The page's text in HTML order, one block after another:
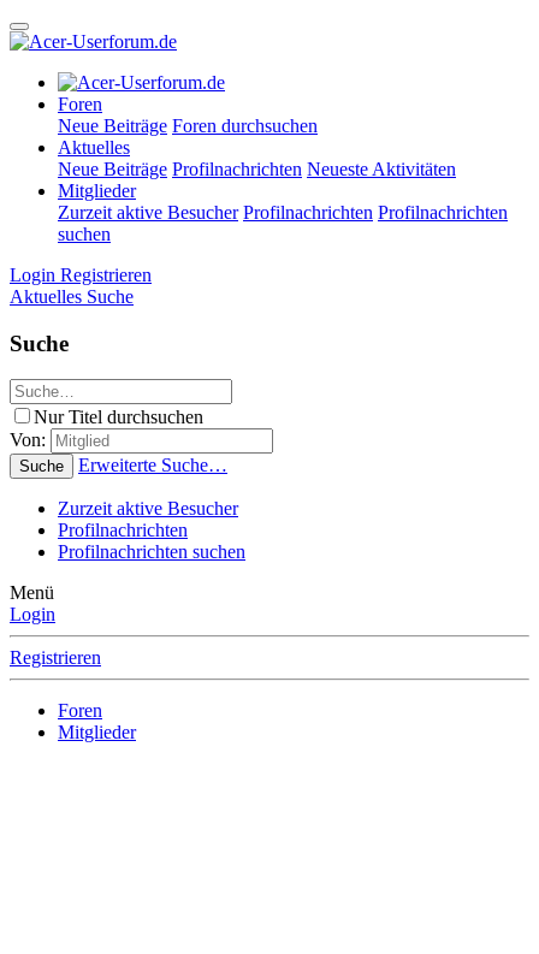
Foren
Neue Beiträge Foren durchsuchen
Aktuelles
Neue Beiträge Profilnachrichten Neueste Aktivitäten
Mitglieder
Zurzeit aktive Besucher Profilnachrichten Profilnachrichten
suchen
Login Registrieren
Aktuelles Suche
Suche
Nur Titel durchsuchen
Von:
Suche Erweiterte Suche…
Zurzeit aktive Besucher
Profilnachrichten
Profilnachrichten suchen
Menü
Login
Registrieren
Foren
Mitglieder